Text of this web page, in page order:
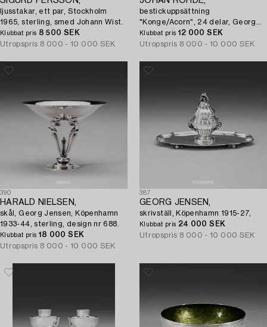
ljusstakar, ett par, Stockholm
1965, sterling, smed Johann Wist.
Klubbat pris 8 500 SEK
Utropspris 8 000 - 10 000 SEK
bestickuppsättning
"Konge/Acorn", 24 delar, Georg
Jensen 1945-77, sterling.
Klubbat pris 12 000 SEK
Utropspris 8 000 - 10 000 SEK
390
HARALD NIELSEN,
skål, Georg Jensen, Köpenhamn
1933-44, sterling, design nr 688.
Klubbat pris 18 000 SEK
Utropspris 8 000 - 10 000 SEK
387
GEORG JENSEN,
skrivställ, Köpenhamn 1915-27,
Klubbat pris 24 000 SEK
Utropspris 8 000 - 10 000 SEK